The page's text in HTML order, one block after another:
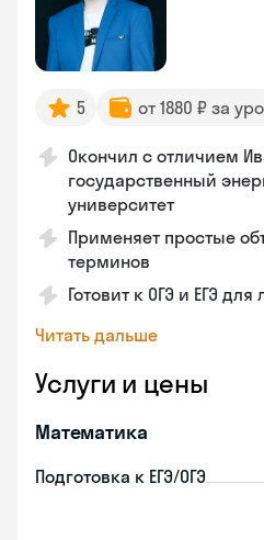
5 от 1880 ₽ за
Окончил с отличием
государственный
университет
Применяет простые
терминов
Готовит к ОГЭ и ЕГЭ
Читать дальше
Услуги и цены
Математика
Подготовка к ЕГЭ/ОГЭ